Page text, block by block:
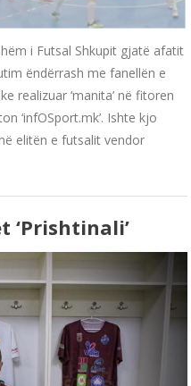
i Futsal Shkupit gjatë afatit
ëndërrash me fanellën e
realizuar ‘manita’ në fitoren
‘infOSport.mk’. Ishte kjo
elitën e futsalit vendor
‘prishtinali’